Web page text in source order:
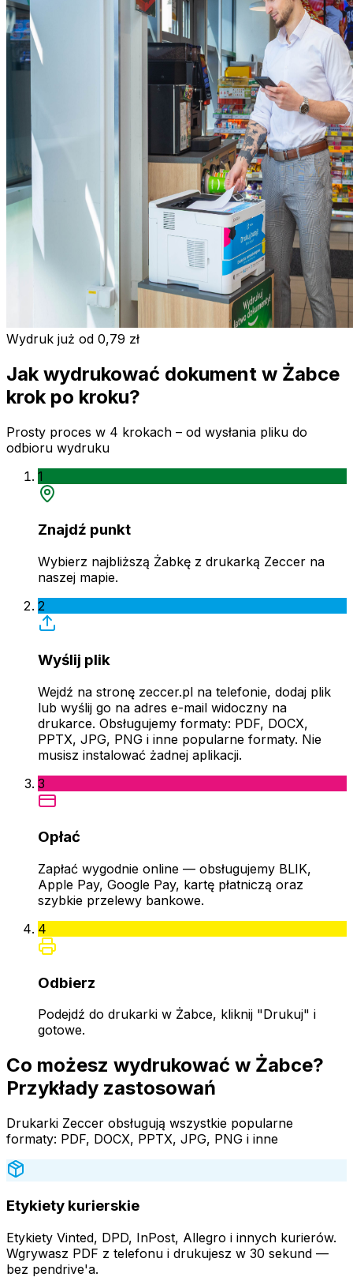
Wydruk już od 0,79 zł
Jak wydrukować dokument w Żabce
krok po kroku?
Prosty proces w 4 krokach – od wysłania pliku do
odbioru wydruku
1
Znajdź punkt
Wybierz najbliższą Żabkę z drukarką Zeccer na
naszej mapie.
2
Wyślij plik
Wejdź na stronę zeccer.pl na telefonie, dodaj plik
lub wyślij go na adres e-mail widoczny na
drukarce. Obsługujemy formaty: PDF, DOCX,
PPTX, JPG, PNG i inne popularne formaty. Nie
musisz instalować żadnej aplikacji.
3
Opłać
Zapłać wygodnie online — obsługujemy BLIK,
Apple Pay, Google Pay, kartę płatniczą oraz
szybkie przelewy bankowe.
4
Odbierz
Podejdź do drukarki w Żabce, kliknij "Drukuj" i
gotowe.
Co możesz wydrukować w Żabce?
Przykłady zastosowań
Drukarki Zeccer obsługują wszystkie popularne
formaty: PDF, DOCX, PPTX, JPG, PNG i inne
Etykiety kurierskie
Etykiety Vinted, DPD, InPost, Allegro i innych kurierów.
Wgrywasz PDF z telefonu i drukujesz w 30 sekund —
bez pendrive'a.